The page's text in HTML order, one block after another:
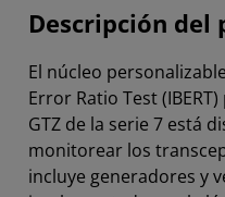
Descripción del
El núcleo
Error Ratio Test
GTZ de la serie 7 está
monitorear los
incluye generadores y